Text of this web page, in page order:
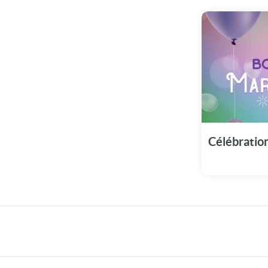
Sublimez le